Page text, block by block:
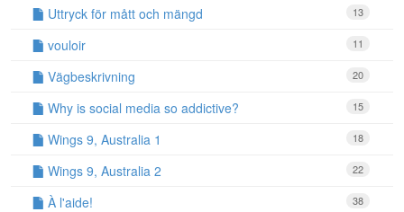
13
Uttryck för mått och mängd
11
vouloir
20
Vägbeskrivning
15
Why is social media so addictive?
18
Wings 9, Australia 1
22
Wings 9, Australia 2
38
À l'aide!